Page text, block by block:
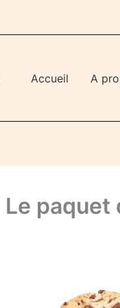
Accueil A
Le paquet